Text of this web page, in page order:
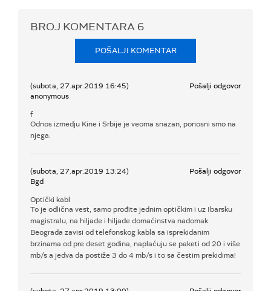
BROJ KOMENTARA 6
POŠALJI KOMENTAR
(subota, 27.apr.2019 16:45)
anonymous
Pošalji odgovor
f
Odnos izmedju Kine i Srbije je veoma snazan, ponosni smo na
njega.
(subota, 27.apr.2019 13:24)
Bgd
Pošalji odgovor
Optički kabl
To je odlična vest, samo prođite jednim optičkim i uz Ibarsku
magistralu, na hiljade i hiljade domaćinstva nadomak
Beograda zavisi od telefonskog kabla sa isprekidanim
brzinama od pre deset godina, naplaćuju se paketi od 20 i više
mb/s a jedva da postiže 3 do 4 mb/s i to sa čestim prekidima!